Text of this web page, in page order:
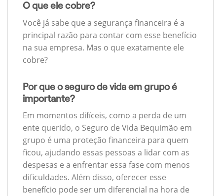
O que ele cobre?
Você já sabe que a segurança financeira é a
principal razão para contar com esse benefício
na sua empresa. Mas o que exatamente ele
cobre?
Por que o seguro de vida em grupo é
importante?
Em momentos difíceis, como a perda de um
ente querido, o Seguro de Vida Bequimão em
grupo é uma proteção financeira para quem
ficou, ajudando essas pessoas a lidar com as
despesas e a enfrentar essa fase com menos
dificuldades. Além disso, oferecer esse
benefício pode ser um diferencial na hora de